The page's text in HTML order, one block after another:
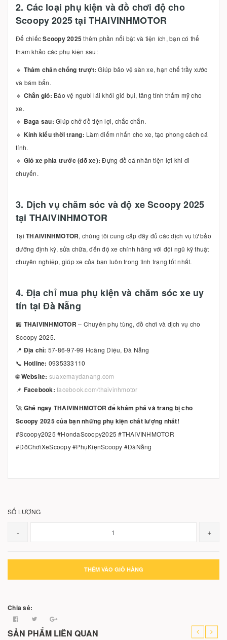
2. Các loại phụ kiện và đồ chơi độ cho
Scoopy 2025 tại THAIVINHMOTOR
Để chiếcScoopy 2025thêm phần nổi bật và tiện ích, bạn có thể
tham khảo các phụ kiện sau:
🔹 Thảm chân chống trượt: Giúp bảo vệ sàn xe, hạn chế trầy xước
và bám bẩn.
🔹 Chắn gió: Bảo vệ người lái khỏi gió bụi, tăng tính thẩm mỹ cho
xe.
🔹 Baga sau: Giúp chở đồ tiện lợi, chắc chắn.
🔹 Kính kiểu thời trang: Làm điểm nhấn cho xe, tạo phong cách cá
tính.
🔹 Giỏ xe phía trước (dõ xe): Đựng đồ cá nhân tiện lợi khi di
chuyển.
3. Dịch vụ chăm sóc và độ xe Scoopy 2025
tại THAIVINHMOTOR
Tại THAIVINHMOTOR, chúng tôi cung cấp đầy đủ các dịch vụ từ bảo
dưỡng định kỳ, sửa chữa, đến độ xe chính hãng với đội ngũ kỹ thuật
chuyên nghiệp, giúp xe của bạn luôn trong tình trạng tốt nhất.
4. Địa chỉ mua phụ kiện và chăm sóc xe uy
tín tại Đà Nẵng
🏪 THAIVINHMOTOR – Chuyên phụ tùng, đồ chơi và dịch vụ cho
Scoopy 2025.
📍 Địa chỉ: 57-86-97-99 Hoàng Diệu, Đà Nẵng
📞 Hotline: 0935333110
🌐Website: suaxemaydanang.com
📌 Facebook: facebook.com/thaivinhmotor
🚀 Ghé ngay THAIVINHMOTOR để khám phá và trang bị cho
Scoopy 2025 của bạn những phụ kiện chất lượng nhất!
#Scoopy2025 #HondaScoopy2025 #THAIVINHMOTOR
#ĐồChơiXeScoopy #PhụKiệnScoopy #ĐàNẵng
SỐ LƯỢNG
- +
THÊM VÀO GIỎ HÀNG
Chia sẻ:
SẢN PHẨM LIÊN QUAN